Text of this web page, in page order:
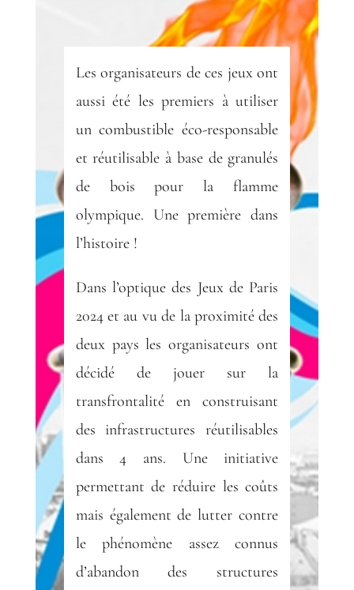
Les organisateurs de ces jeux ont
aussi été les premiers à utiliser
un combustible éco-responsable
et réutilisable à base de granulés
de bois pour la flamme
olympique. Une première dans
l’histoire !
Dans l’optique des Jeux de Paris
2024 et au vu de la proximité des
deux pays les organisateurs ont
décidé de jouer sur la
transfrontalité en construisant
des infrastructures réutilisables
dans 4 ans. Une initiative
permettant de réduire les coûts
mais également de lutter contre
le phénomène assez connus
d’abandon des structures